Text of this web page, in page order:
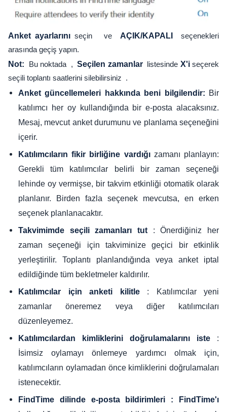
Anket ayarlarınıseçin veAÇIK/KAPALI
seçenekleri
arasında geçiş yapın.
Not:
Bu noktada ,Seçilen zamanlarlistesinde X'iseçerek
seçili toplantı saatlerini silebilirsiniz .
Anket güncellemeleri hakkında beni bilgilendir: Bir
katılımcı her oy kullandığında bir e-posta alacaksınız.
Mesaj, mevcut anket durumunu ve planlama seçeneğini
içerir.
Katılımcıların fikir birliğine vardığızamanı planlayın:
Gerekli tüm katılımcılar belirli bir zaman seçeneği
lehinde oy vermişse, bir takvim etkinliği otomatik olarak
planlanır. Birden fazla seçenek mevcutsa, en erken
seçenek planlanacaktır.
Takvimimde seçili zamanları tut : Önerdiğiniz her
zaman seçeneği için takviminize geçici bir etkinlik
yerleştirilir. Toplantı planlandığında veya anket iptal
edildiğinde tüm bekletmeler kaldırılır.
Katılımcılar için anketi kilitle: Katılımcılar yeni
zamanlar öneremez veya diğer katılımcıları
düzenleyemez.
Katılımcılardan kimliklerini doğrulamalarını iste :
İsimsiz oylamayı önlemeye yardımcı olmak için,
katılımcıların oylamadan önce kimliklerini doğrulamaları
istenecektir.
FindTime dilinde e-posta bildirimleri : FindTime'ı